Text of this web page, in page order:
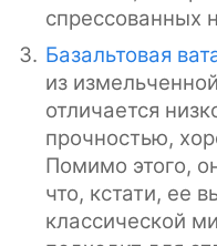
спрессованных
Базальтовая
из
отличается
прочностью,
Помимо этого,
что, кстати, ее
классической